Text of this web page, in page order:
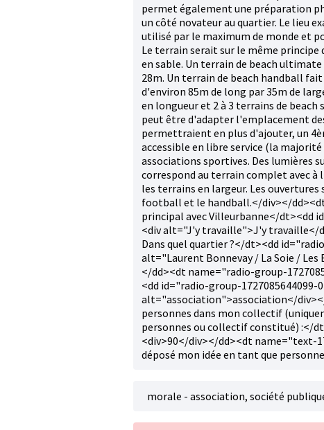
permet également une préparation
un côté novateur au quartier. Le lieu
utilisé par le maximum de monde et
Le terrain serait sur le même principe
en sable. Un terrain de beach
28m. Un terrain de beach handball
d'environ 85m de long par 35m de
en longueur et 2 à 3 terrains de
peut être d'adapter l'emplacement
permettraient en plus d'ajouter, un
accessible en libre service (la
associations sportives. Des lumières
correspond au terrain complet avec
les terrains en largeur. Les
football et le handball.</div></
principal avec Villeurbanne</dt><dd
<div alt="J'y travaille">J'y travaille</
Dans quel quartier ?</dt><dd
alt="Laurent Bonnevay / La Soie / Les
</dd><dt name="radio-group-
<dd id="radio-group-
alt="association">association</
personnes dans mon collectif
personnes ou collectif constitué) :</
<div>90</div></dd><dt name="text-
déposé mon idée en tant que personne
morale - association, société